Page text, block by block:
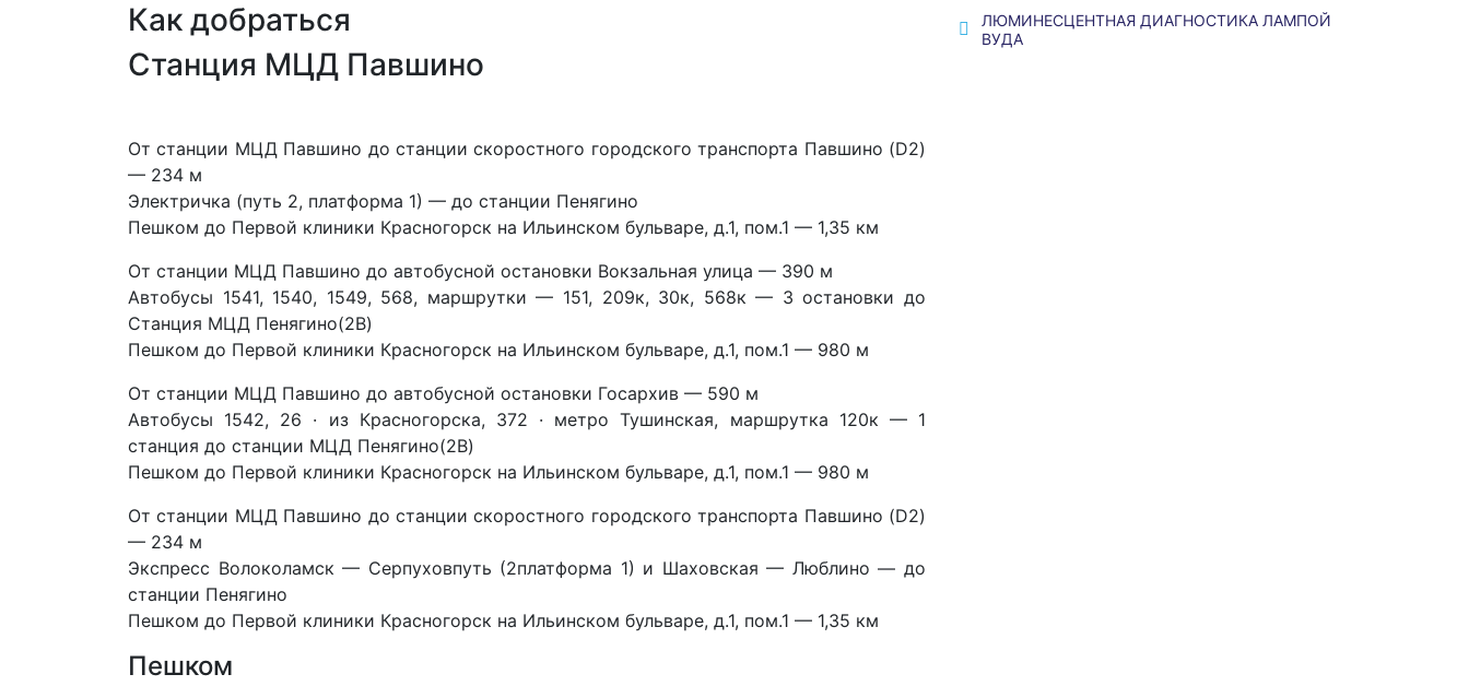
Как добраться
Станция МЦД Павшино
От станции МЦД Павшино до станции скоростного городского транспорта Павшино (D2)
— 234 м
Электричка (путь 2, платформа 1) — до станции Пенягино
Пешком до Первой клиники Красногорск на Ильинском бульваре, д.1, пом.1 — 1,35 км
От станции МЦД Павшино до автобусной остановки Вокзальная улица — 390 м
Автобусы 1541, 1540, 1549, 568, маршрутки — 151, 209к, 30к, 568к — 3 остановки до
Станция МЦД Пенягино(2B)
Пешком до Первой клиники Красногорск на Ильинском бульваре, д.1, пом.1 — 980 м
От станции МЦД Павшино до автобусной остановки Госархив — 590 м
Автобусы 1542, 26 · из Красногорска, 372 · метро Тушинская, маршрутка 120к — 1
станция до станции МЦД Пенягино(2В)
Пешком до Первой клиники Красногорск на Ильинском бульваре, д.1, пом.1 — 980 м
От станции МЦД Павшино до станции скоростного городского транспорта Павшино (D2)
— 234 м
Экспресс Волоколамск — Серпуховпуть (2платформа 1) и Шаховская — Люблино —до
станции Пенягино
Пешком до Первой клиники Красногорск на Ильинском бульваре, д.1, пом.1 — 1,35 км
Пешком
ЛЮМИНЕСЦЕНТНАЯ ДИАГНОСТИКА ЛАМПОЙ
ВУДА